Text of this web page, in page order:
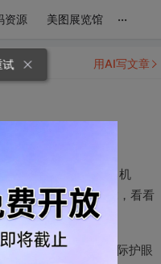
资源 美图展览馆 ...
机P4与步步高AI学习机
？让我们来一探究竟，看看
，还通过了多项国际护眼
用AI写文章
试